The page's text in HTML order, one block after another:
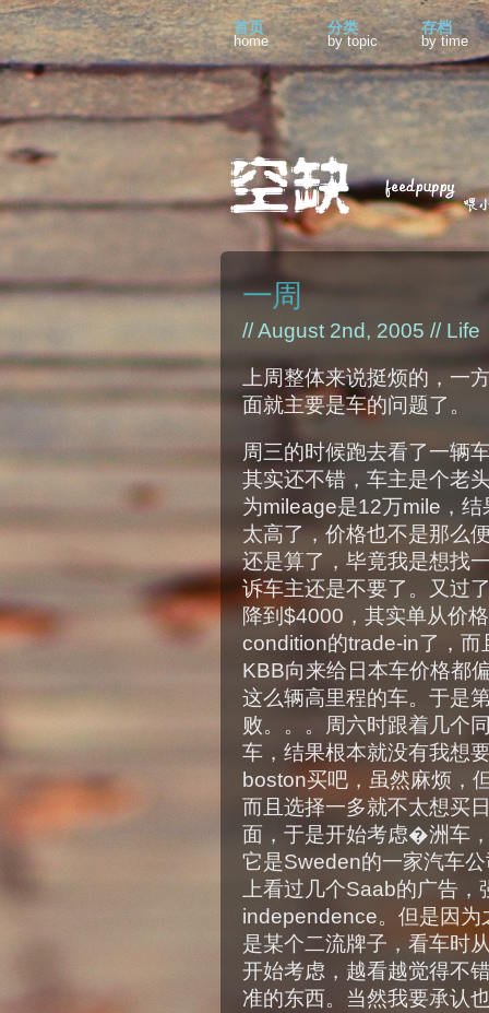
首页
home
分类
by topic
存档
by time
一周
// August 2nd, 2005 // Life
上周整体来说挺烦的，一
面就主要是车的问题了。
周三的时候跑去看了一辆
其实还不错，车主是个老
为mileage是12万mile，
太高了，价格也不是那么
还是算了，毕竟我是想找
诉车主还是不要了。又过
降到$4000，其实单从价
condition的trade-in了，而
KBB向来给日本车价格都
这么辆高里程的车。于是
败。。。周六时跟着几个
车，结果根本就没有我想
boston买吧，虽然麻烦，
而且选择一多就不太想买
面，于是开始考虑�洲车
它是Sweden的一家汽车
上看过几个Saab的广告
independence。但是因为
是某个二流牌子，看车时
开始考虑，越看越觉得不
准的东西。当然我要承认